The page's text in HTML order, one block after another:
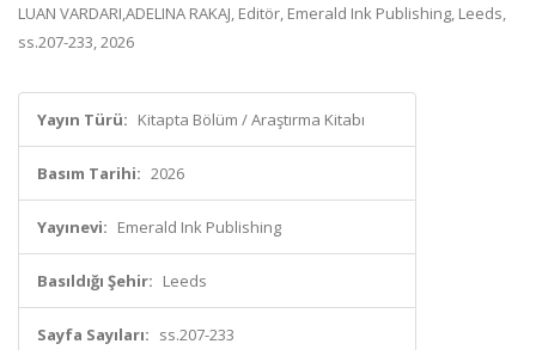
LUAN VARDARI,ADELINA RAKAJ, Editör, Emerald Ink Publishing, Leeds,
ss.207-233, 2026
Yayın Türü: Kitapta Bölüm / Araştırma Kitabı
Basım Tarihi: 2026
Yayınevi: Emerald Ink Publishing
Basıldığı Şehir: Leeds
Sayfa Sayıları: ss.207-233